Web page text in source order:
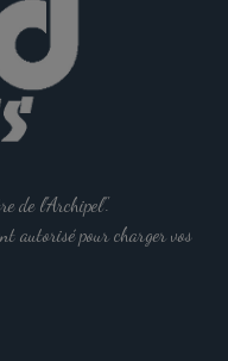
de l'Archipel".
autorisé pour charger vos